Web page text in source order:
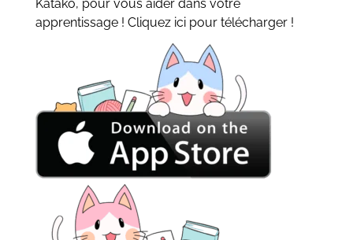
Katako, pour vous aider dans votre
apprentissage ! Cliquez ici pour télécharger !